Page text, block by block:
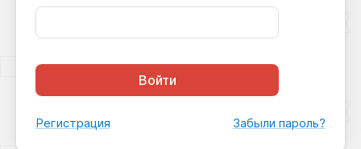
Войти
Регистрация Забыли пароль?